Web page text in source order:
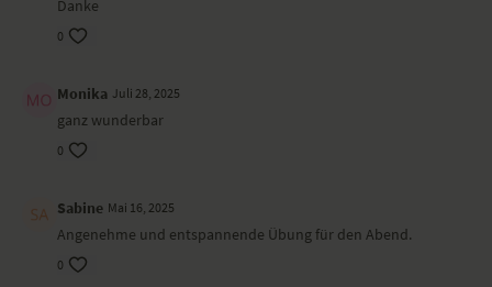
Besonders zu beachten bei diesem Yoga-Video
deine Matte einrollen oder Blöcke oder eine Decke unterlegen.
Ausstattung
Danke
0
Monika Juli 28, 2025
ganz wunderbar
0
Sabine Mai 16, 2025
Angenehme und entspannende Übung für den Abend.
0